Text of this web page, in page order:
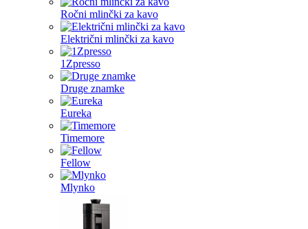
Ročni mlinčki za kavo
Električni mlinčki za kavo
1Zpresso
Druge znamke
Eureka
Timemore
Fellow
Mlynko